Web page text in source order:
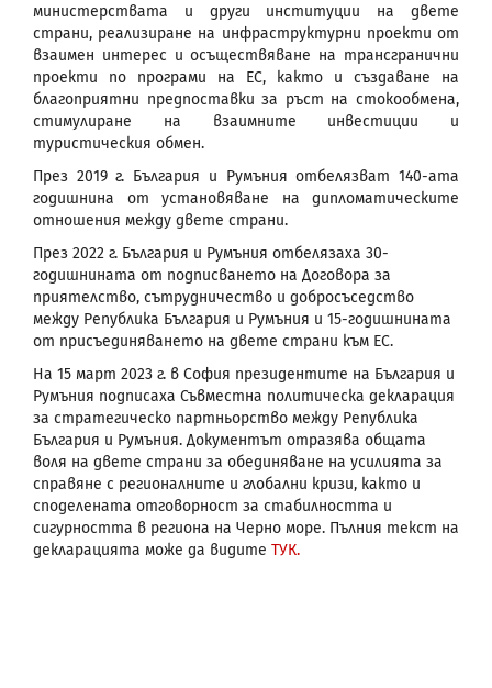
министерствата и други институции на двете
страни, реализиране на инфраструктурни проекти от
взаимен интерес и осъществяване на трансгранични
проекти по програми на ЕС, както и създаване на
благоприятни предпоставки за ръст на стокообмена,
стимулиране на взаимните инвестиции и
туристическия обмен.
През 2019 г. България и Румъния отбелязват 140-ата
годишнина от установяване на дипломатическите
отношения между двете страни.
През 2022 г. България и Румъния отбелязаха 30-
годишнината от подписването на Договора за
приятелство, сътрудничество и добросъседство
между Република България и Румъния и 15-годишнината
от присъединяването на двете страни към ЕС.
На 15 март 2023 г. в София президентите на България и
Румъния подписаха Съвместна политическа декларация
за стратегическо партньорство между Република
България и Румъния. Документът отразява общата
воля на двете страни за обединяване на усилията за
справяне с регионалните и глобални кризи, както и
споделената отговорност за стабилността и
сигурността в региона на Черно море. Пълния текст на
декларацията може да видите ТУК.